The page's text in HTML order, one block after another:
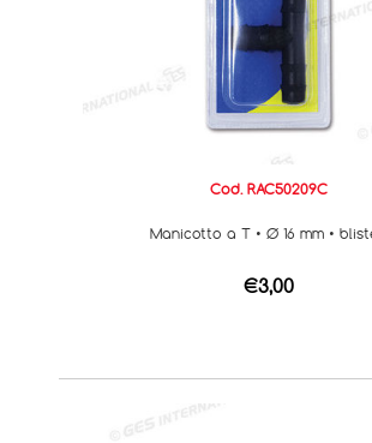
Cod. RAC50209C
Manicotto a T • Ø 16 mm •
€3,00